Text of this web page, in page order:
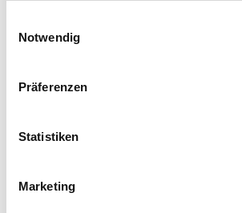
Notwendig
Präferenzen
Statistiken
Marketing